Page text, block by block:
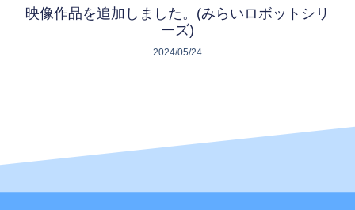
映像作品を追加しました。(みらいロボットシリ
ーズ)
2024/05/24